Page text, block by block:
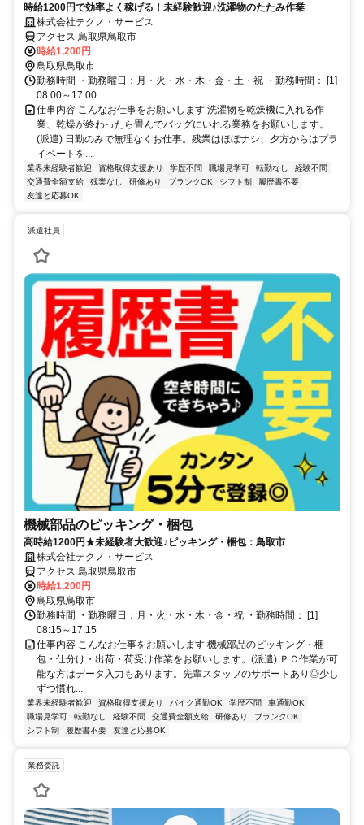
時給1200円で効率よく稼げる！未経験歓迎♪洗濯物のたたみ作業
株式会社テクノ・サービス
アクセス 鳥取県鳥取市
時給1,200円
鳥取県鳥取市
勤務時間 ・勤務曜日：月・火・水・木・金・土・祝 ・勤務時間： [1]
08:00～17:00
仕事内容 こんなお仕事をお願いします 洗濯物を乾燥機に入れる作
業、乾燥が終わったら畳んでバッグにいれる業務をお願いします。
(派遣) 日勤のみで無理なくお仕事。残業はほぼナシ、夕方からはプラ
イベートを...
業界未経験者歓迎 資格取得支援あり 学歴不問 職場見学可 転勤なし
経験不問
交通費全額支給
残業なし 研修あり ブランクOK シフト制
履歴書不要
友達と応募OK
派遣社員
機械部品のピッキング・梱包
高時給1200円★未経験者大歓迎♪ピッキング・梱包：鳥取市
株式会社テクノ・サービス
アクセス 鳥取県鳥取市
時給1,200円
鳥取県鳥取市
勤務時間 ・勤務曜日：月・火・水・木・金・祝 ・勤務時間： [1]
08:15～17:15
仕事内容 こんなお仕事をお願いします 機械部品のピッキング・梱
包・仕分け・出荷・荷受け作業をお願いします。(派遣) ＰＣ作業が可
能な方はデータ入力もあります。先輩スタッフのサポートあり◎少し
ずつ慣れ...
業界未経験者歓迎 資格取得支援あり バイク通勤OK 学歴不問
車通勤OK
職場見学可
転勤なし 経験不問 交通費全額支給 研修あり
ブランクOK
シフト制
履歴書不要 友達と応募OK
業務委託